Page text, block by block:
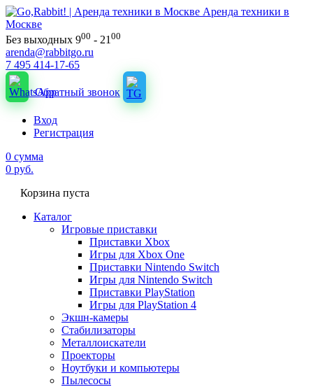
Аренда техники в
Москве
Без выходных 900 - 21 00
arenda@rabbitgo.ru
7 495 414-17-65
Обратный звонок
Вход
Регистрация
0 сумма
0 руб.
Корзина пуста
Каталог
Игровые приставки
Приставки Xbox
Игры для Xbox One
Приставки Nintendo Switch
Игры для Nintendo Switch
Приставки PlayStation
Игры для PlayStation 4
Экшн-камеры
Стабилизаторы
Металлоискатели
Проекторы
Ноутбуки и компьютеры
Пылесосы